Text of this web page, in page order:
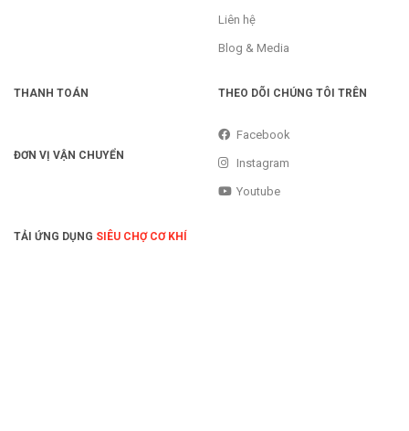
Liên hệ
Blog & Media
THANH TOÁN
ĐƠN VỊ VẬN CHUYỂN
THEO DÕI CHÚNG TÔI TRÊN
Facebook
Instagram
Youtube
TẢI ỨNG DỤNG SIÊU CHỢ CƠ KHÍ